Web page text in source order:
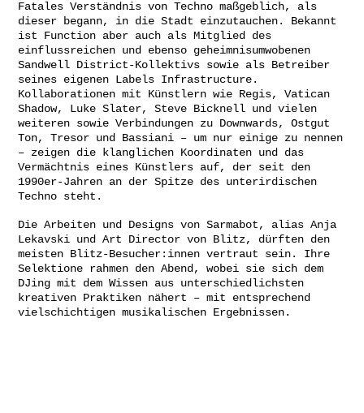
Fatales Verständnis von Techno maßgeblich, als
dieser begann, in die Stadt einzutauchen. Bekannt
ist Function aber auch als Mitglied des
einflussreichen und ebenso geheimnisumwobenen
Sandwell District-Kollektivs sowie als Betreiber
seines eigenen Labels Infrastructure.
Kollaborationen mit Künstlern wie Regis, Vatican
Shadow, Luke Slater, Steve Bicknell und vielen
weiteren sowie Verbindungen zu Downwards, Ostgut
Ton, Tresor und Bassiani – um nur einige zu nennen
– zeigen die klanglichen Koordinaten und das
Vermächtnis eines Künstlers auf, der seit den
1990er-Jahren an der Spitze des unterirdischen
Techno steht.
Die Arbeiten und Designs von Sarmabot, alias Anja
Lekavski und Art Director von Blitz, dürften den
meisten Blitz-Besucher:innen vertraut sein. Ihre
Selektione rahmen den Abend, wobei sie sich dem
DJing mit dem Wissen aus unterschiedlichsten
kreativen Praktiken nähert – mit entsprechend
vielschichtigen musikalischen Ergebnissen.